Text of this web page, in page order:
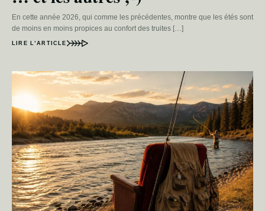
En cette année 2026, qui comme les précédentes, montre que les étés sont
de moins en moins propices au confort des truites […]
LIRE L’ARTICLE